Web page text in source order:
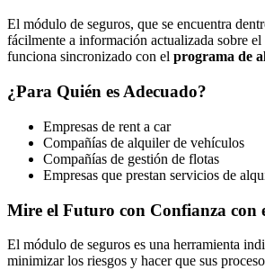
El módulo de seguros, que se encuentra
fácilmente a información actualizada sobre
funciona sincronizado con el programa de
¿Para Quién es Adecuado?
Empresas de rent a car
Compañías de alquiler de vehículos
Compañías de gestión de flotas
Empresas que prestan servicios de
Mire el Futuro con Confianza con
El módulo de seguros es una herramienta
minimizar los riesgos y hacer que sus